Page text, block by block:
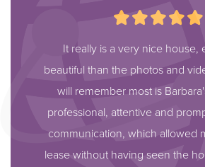
It really is a very nice house,
beautiful than the photos and
will remember most is
professional, attentive and
communication, which allowed
lease without having seen the